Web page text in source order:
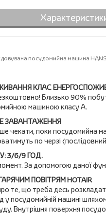
посудомийна машина
КЛАС
Близько 90%
машиною класу А.
ЗАВАНТАЖЕННЯ
чекати, поки посудомийна
по черзі
3/6/9 ГОД.
За допомогою даної
ПОВІТРЯМ HOTAIR
те, що треба десь
посудомийній машині
Внутрішня поверхня